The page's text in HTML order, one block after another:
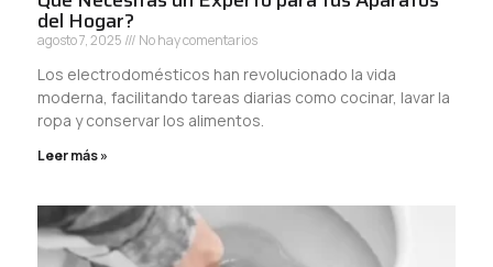
del Hogar?
agosto 7, 2025 No hay comentarios
Los electrodomésticos han revolucionado la vida
moderna, facilitando tareas diarias como cocinar, lavar la
ropa y conservar los alimentos.
Leer más »